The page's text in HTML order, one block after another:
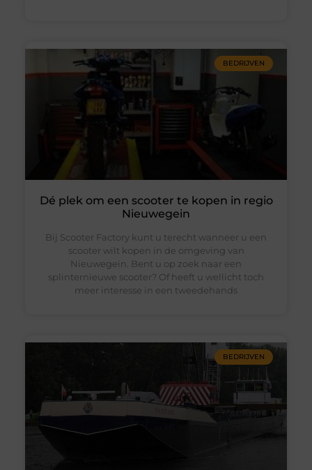
BEDRIJVEN
Dé plek om een scooter te kopen in regio
Nieuwegein
Bij Scooter Factory kunt u terecht wanneer u een
scooter wilt kopen in de omgeving van
Nieuwegein. Bent u op zoek naar een
splinternieuwe scooter? Of heeft u wellicht toch
meer interesse in een tweedehands
BEDRIJVEN